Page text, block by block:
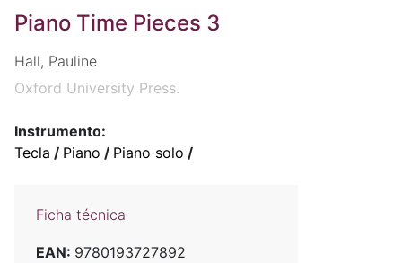
Piano Time Pieces 3
Hall, Pauline
Oxford University Press.
Instrumento:
Tecla / Piano / Piano solo /
Ficha técnica
EAN: 9780193727892